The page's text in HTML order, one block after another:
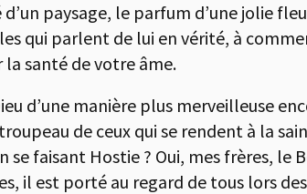
paysage, le parfum d’une jolie
qui parlent de lui en vérité, à
la santé de votre âme.
d’une manière plus merveilleuse
de ceux qui se rendent à la
faisant Hostie ? Oui, mes frères, le
il est porté au regard de tous lors